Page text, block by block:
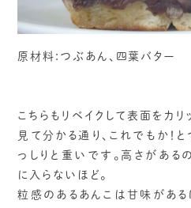
原材料:つぶあん、四葉バター
こちらもリベイクして表面をカリ
見て分かる通り、これでもか！
っしりと重いです。高さがある
に入らないほど。
粒感のあるあんこは甘味があ